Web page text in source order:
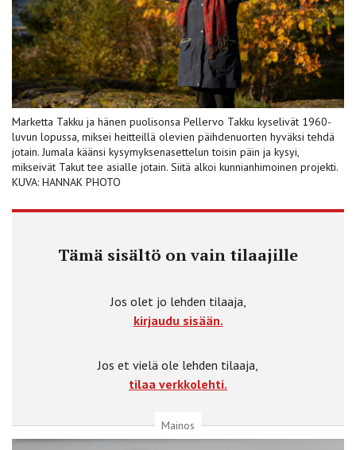
Marketta Takku ja hänen puolisonsa Pellervo Takku kyselivät 1960-
luvun lopussa, miksei heitteillä olevien päihdenuorten hyväksi tehdä
jotain. Jumala käänsi kysymyksenasettelun toisin päin ja kysyi,
mikseivät Takut tee asialle jotain. Siitä alkoi kunnianhimoinen projekti.
KUVA: HANNAK PHOTO
Tämä sisältö on vain tilaajille
Jos olet jo lehden tilaaja,
kirjaudu sisään.
Jos et vielä ole lehden tilaaja,
tilaa verkkolehti.
Mainos